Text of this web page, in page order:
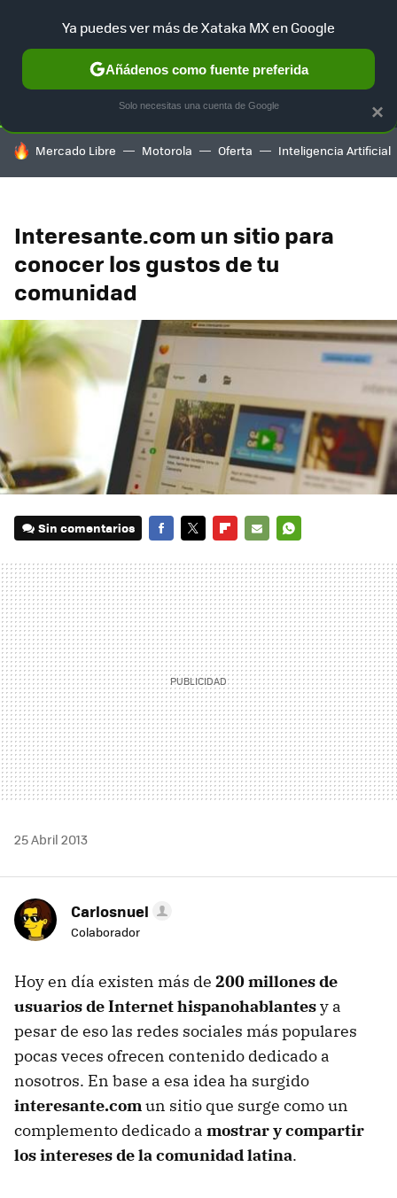
SELECCIÓN GAMING HOME AUTO TERRITORIO
HOY SE HABLA DE
Mercado Libre Motorola Oferta Inteligencia Artificial
Interesante.com un sitio para
conocer los gustos de tu
comunidad
Sin comentarios
MAIL
25 Abril 2013
Carlosnuel
Colaborador
Hoy en día existen más de 200 millones de
usuarios de Internet hispanohablantesy a
pesar de eso las redes sociales más populares
pocas veces ofrecen contenido dedicado a
nosotros. En base a esa idea ha surgido
interesante.comun sitio que surge como un
complemento dedicado a mostrar y compartir
los intereses de la comunidad latina.
×
Ya puedes ver más de Xataka MX en Google
Añádenos como fuente preferida
Solo necesitas una cuenta de Google